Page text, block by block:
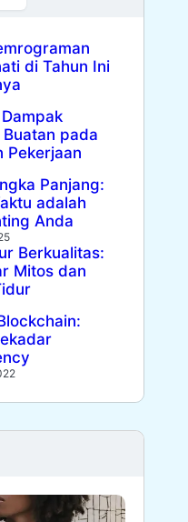
di Tahun Ini
pada
Pekerjaan
Panjang:
adalah
Anda
Berkualitas:
Mitos dan